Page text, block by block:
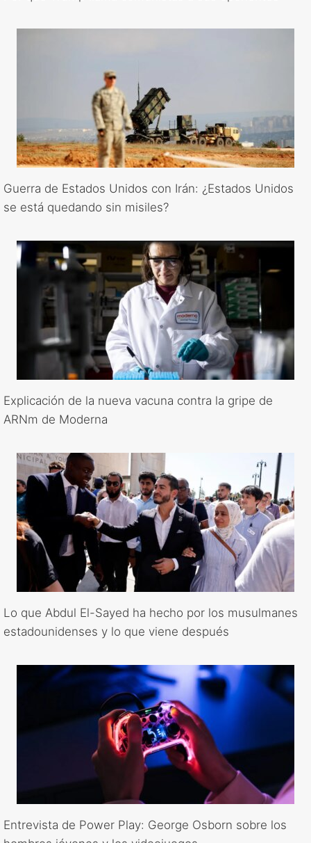
Guerra de Estados Unidos con Irán: ¿Estados Unidos
se está quedando sin misiles?
Explicación de la nueva vacuna contra la gripe de
ARNm de Moderna
Lo que Abdul El-Sayed ha hecho por los musulmanes
estadounidenses y lo que viene después
Entrevista de Power Play: George Osborn sobre los